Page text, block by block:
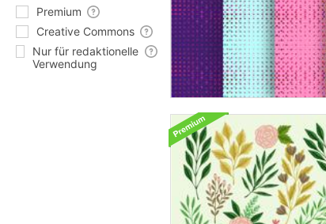
Premium
Creative Commons
Nur für redaktionelle
Verwendung